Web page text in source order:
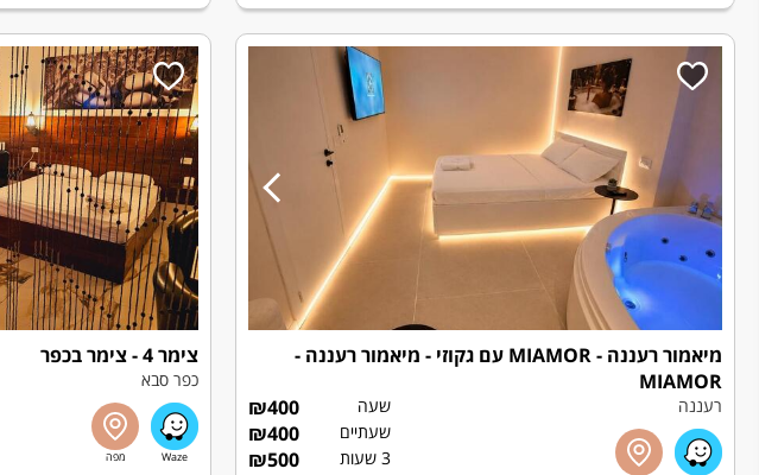
מיאמור רעננה - MIAMOR עם גקוזי - מיאמור רעננה -
MIAMOR
רעננה שעה ₪400
שעתיים ₪400
3 שעות ₪500
צימר 4 - צימר בכפר
כפר סבא